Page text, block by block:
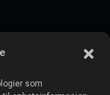
som